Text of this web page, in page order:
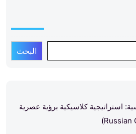
البحث
استراتيجية كلاسيكية برؤية عصرية